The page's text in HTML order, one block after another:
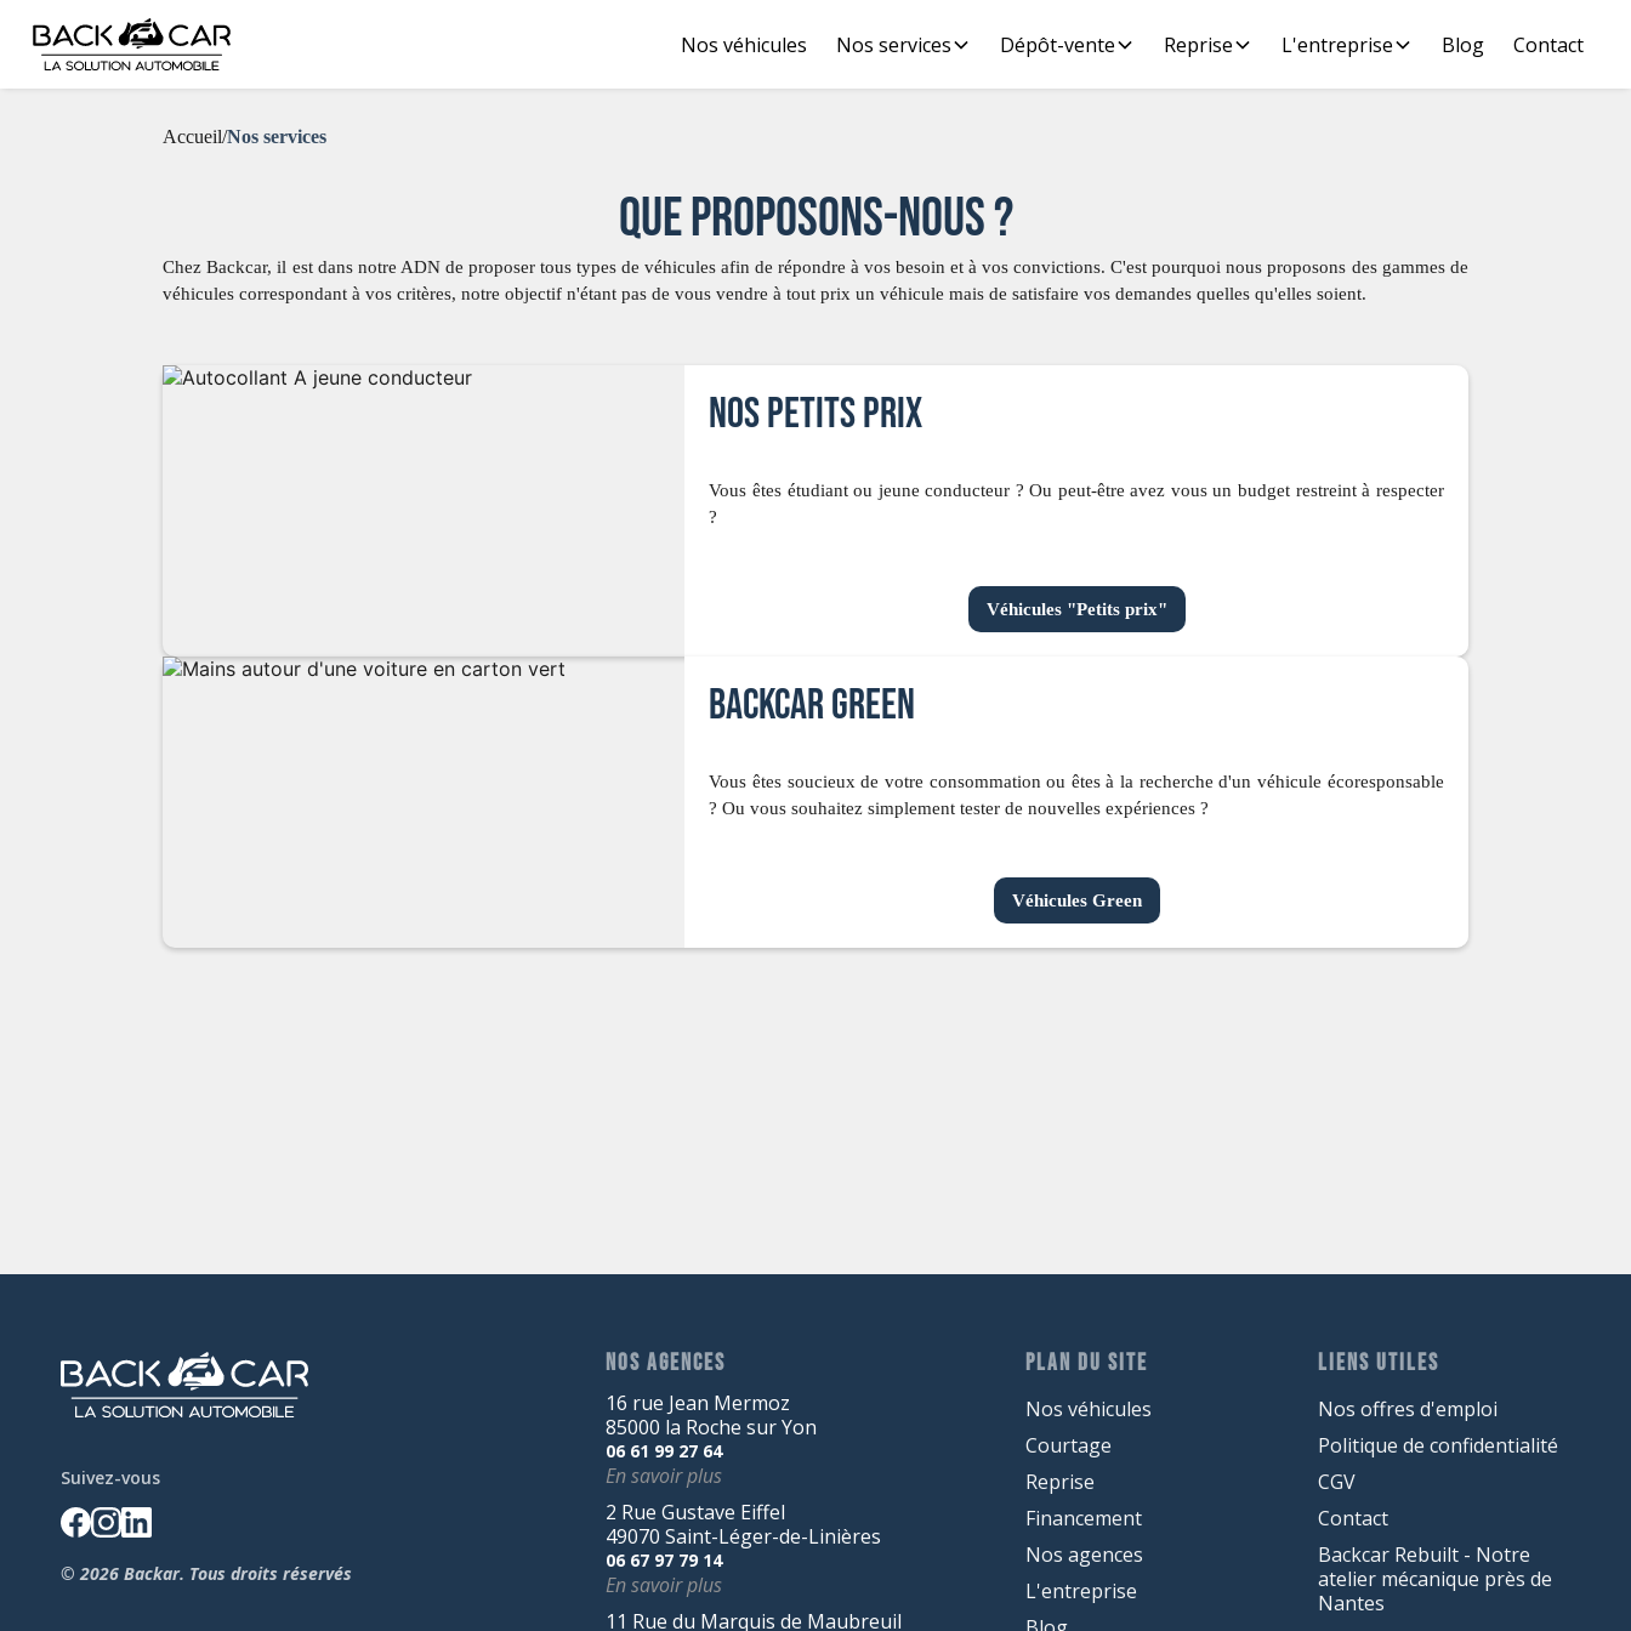
Nos véhicules Nos services Dépôt-vente Reprise L'entreprise Blog Contact
Accueil/Nos services
Que proposons-nous ?
Chez Backcar, il est dans notre ADN de proposer tous types de véhicules afin de répondre à vos besoin et à vos convictions. C'est pourquoi nous proposons des gammes de
véhicules correspondant à vos critères, notre objectif n'étant pas de vous vendre à tout prix un véhicule mais de satisfaire vos demandes quelles qu'elles soient.
Nos petits prix
Vous êtes étudiant ou jeune conducteur ? Ou peut-être avez vous un budget restreint à respecter
?
Véhicules "Petits prix"
backcar green
Vous êtes soucieux de votre consommation ou êtes à la recherche d'un véhicule écoresponsable
? Ou vous souhaitez simplement tester de nouvelles expériences ?
Véhicules Green
Suivez-vous
© 2026 Backar. Tous droits réservés
NOS AGENCES
16 rue Jean Mermoz
85000 la Roche sur Yon
06 61 99 27 64
En savoir plus
2 Rue Gustave Eiffel
49070 Saint-Léger-de-Linières
06 67 97 79 14
En savoir plus
11 Rue du Marquis de Maubreuil
PLAN DU SITE
Nos véhicules
Courtage
Reprise
Financement
Nos agences
L'entreprise
LIENS UTILES
Nos offres d'emploi
Politique de confidentialité
CGV
Contact
Backcar Rebuilt - Notre
atelier mécanique près de
Nantes